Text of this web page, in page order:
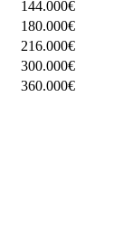
144.000€
180.000€
216.000€
300.000€
360.000€